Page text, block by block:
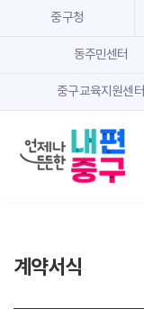
중구청
동주민센터
중구교육지원센터
계약서식